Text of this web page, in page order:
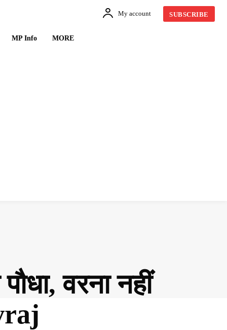
My account SUBSCRIBE
MP Info MORE
वरना नहीं